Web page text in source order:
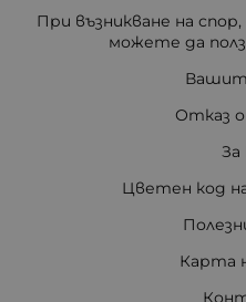
При възникване на спор,
можете да
Отказ
За
Цветен код
Карта